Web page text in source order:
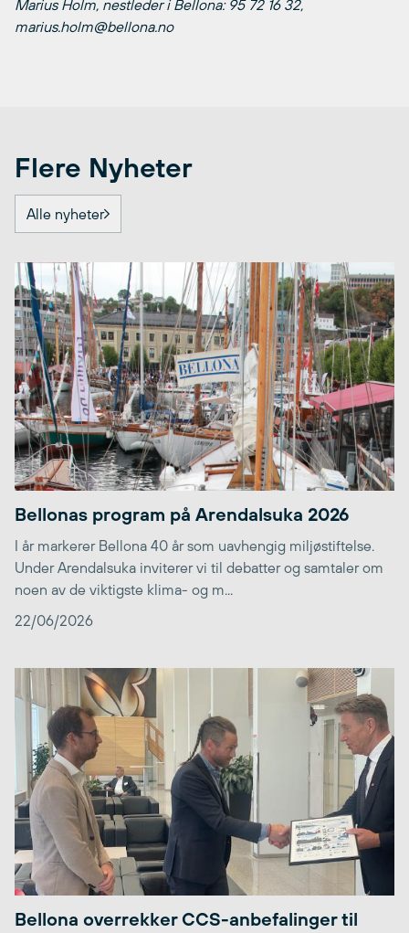
Marius Holm, nestleder i Bellona: 95 72 16 32,
marius.holm@bellona.no
Flere Nyheter
Alle nyheter
Bellonas program på Arendalsuka 2026
I år markerer Bellona 40 år som uavhengig miljøstiftelse.
Under Arendalsuka inviterer vi til debatter og samtaler om
noen av de viktigste klima- og m...
22/06/2026
Bellona overrekker CCS-anbefalinger til